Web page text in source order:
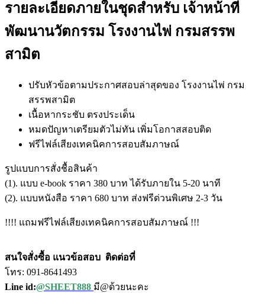
รายละเอียดภายในชุดสำหรับ เจ้าหน้าที่
พัฒนานวัตกรรม โรงงานไพ่ กรมสรรพ
สามิต
ปรับหัวข้อตามประกาศสอบล่าสุดของ โรงงานไพ่ กรม
สรรพสามิต
เนื้อหากระชับ ตรงประเด็น
หมดปัญหาเตรียมตัวไม่ทัน เพิ่มโอกาสสอบติด
ฟรีไฟล์เสียงเทคนิคการสอบสัมภาษณ์
รูปแบบการสั่งชื้อสินค้า
(1). แบบ e-book ราคา 380 บาท ได้รับภายใน 5-20 นาที
(2). แบบหนังสือ ราคา 680 บาท ส่งฟรีด่วนพิเศษ 2-3 วัน
!!!! แถมฟรีไฟล์เสียงเทคนิคการสอบสัมภาษณ์ !!!
สนใจสั่งซื้อ แนวข้อสอบ ติดต่อที่
โทร: 091-8641493
Line id:@SHEET888 มี@ด้วยนะคะ